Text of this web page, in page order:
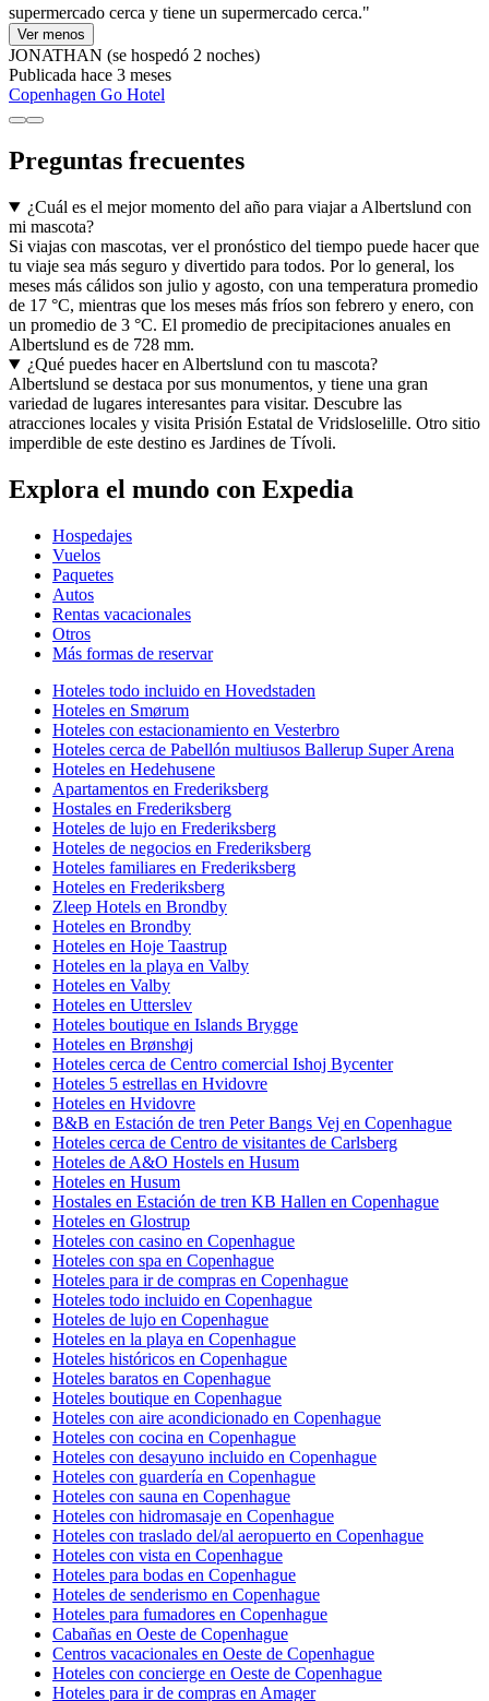
supermercado cerca y tiene un supermercado cerca."
Ver menos
JONATHAN (se hospedó 2 noches)
Publicada hace 3 meses
Copenhagen Go Hotel
Preguntas frecuentes
¿Cuál es el mejor momento del año para viajar a Albertslund con
mi mascota?
Si viajas con mascotas, ver el pronóstico del tiempo puede hacer que
tu viaje sea más seguro y divertido para todos. Por lo general, los
meses más cálidos son julio y agosto, con una temperatura promedio
de 17 °C, mientras que los meses más fríos son febrero y enero, con
un promedio de 3 °C. El promedio de precipitaciones anuales en
Albertslund es de 728 mm.
¿Qué puedes hacer en Albertslund con tu mascota?
Albertslund se destaca por sus monumentos, y tiene una gran
variedad de lugares interesantes para visitar. Descubre las
atracciones locales y visita Prisión Estatal de Vridsloselille. Otro sitio
imperdible de este destino es Jardines de Tívoli.
Explora el mundo con Expedia
Hospedajes
Vuelos
Paquetes
Autos
Rentas vacacionales
Otros
Más formas de reservar
Hoteles todo incluido en Hovedstaden
Hoteles en Smørum
Hoteles con estacionamiento en Vesterbro
Hoteles cerca de Pabellón multiusos Ballerup Super Arena
Hoteles en Hedehusene
Apartamentos en Frederiksberg
Hostales en Frederiksberg
Hoteles de lujo en Frederiksberg
Hoteles de negocios en Frederiksberg
Hoteles familiares en Frederiksberg
Hoteles en Frederiksberg
Zleep Hotels en Brondby
Hoteles en Brondby
Hoteles en Hoje Taastrup
Hoteles en la playa en Valby
Hoteles en Valby
Hoteles en Utterslev
Hoteles boutique en Islands Brygge
Hoteles en Brønshøj
Hoteles cerca de Centro comercial Ishoj Bycenter
Hoteles 5 estrellas en Hvidovre
Hoteles en Hvidovre
B&B en Estación de tren Peter Bangs Vej en Copenhague
Hoteles cerca de Centro de visitantes de Carlsberg
Hoteles de A&O Hostels en Husum
Hoteles en Husum
Hostales en Estación de tren KB Hallen en Copenhague
Hoteles en Glostrup
Hoteles con casino en Copenhague
Hoteles con spa en Copenhague
Hoteles para ir de compras en Copenhague
Hoteles todo incluido en Copenhague
Hoteles de lujo en Copenhague
Hoteles en la playa en Copenhague
Hoteles históricos en Copenhague
Hoteles baratos en Copenhague
Hoteles boutique en Copenhague
Hoteles con aire acondicionado en Copenhague
Hoteles con cocina en Copenhague
Hoteles con desayuno incluido en Copenhague
Hoteles con guardería en Copenhague
Hoteles con sauna en Copenhague
Hoteles con hidromasaje en Copenhague
Hoteles con traslado del/al aeropuerto en Copenhague
Hoteles con vista en Copenhague
Hoteles para bodas en Copenhague
Hoteles de senderismo en Copenhague
Hoteles para fumadores en Copenhague
Cabañas en Oeste de Copenhague
Centros vacacionales en Oeste de Copenhague
Hoteles con concierge en Oeste de Copenhague
Hoteles para ir de compras en Amager